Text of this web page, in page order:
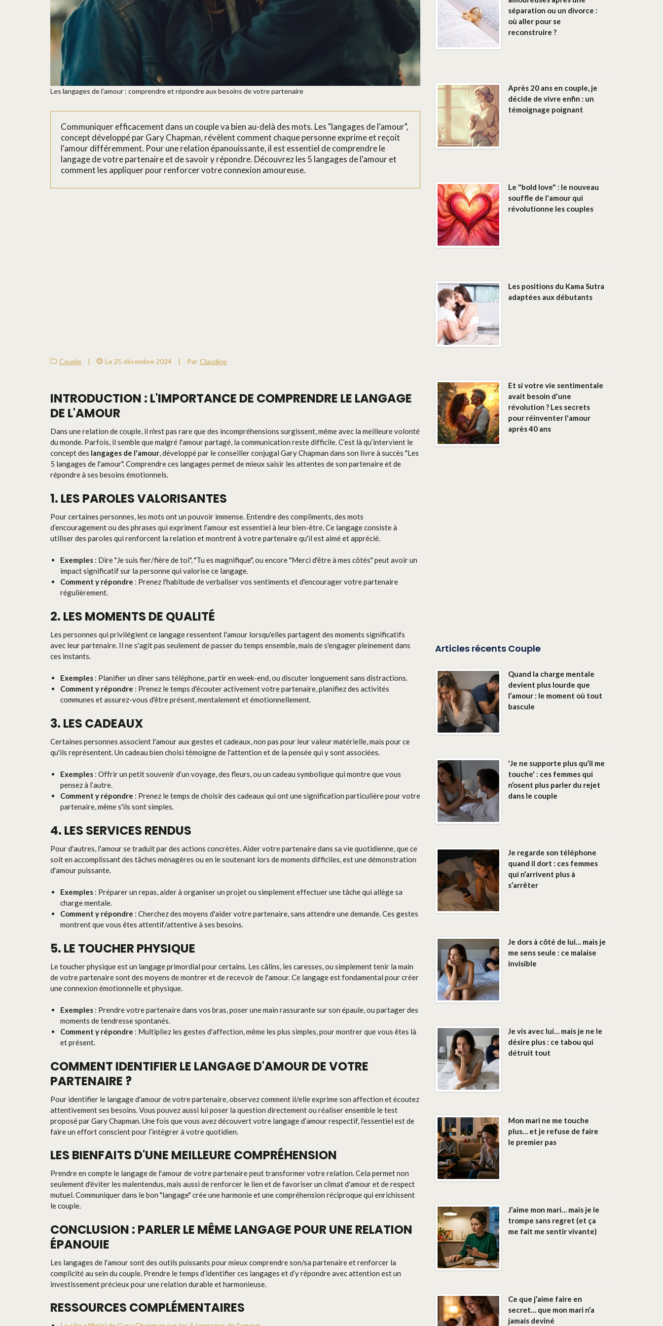
Les langages de l’amour : comprendre et répondre aux besoins de votre partenaire
Communiquer efficacement dans un couple va bien au-delà des mots. Les "langages de l'amour",
concept développé par Gary Chapman, révèlent comment chaque personne exprime et reçoit
l'amour différemment. Pour une relation épanouissante, il est essentiel de comprendre le
langage de votre partenaire et de savoir y répondre. Découvrez les 5 langages de l'amour et
comment les appliquer pour renforcer votre connexion amoureuse.
Couple | Le 25 décembre 2024 | Par Claudine
INTRODUCTION : L'IMPORTANCE DE COMPRENDRE LE LANGAGE
DE L'AMOUR
Dans une relation de couple, il n'est pas rare que des incompréhensions surgissent, même avec la meilleure volonté
du monde. Parfois, il semble que malgré l'amour partagé, la communication reste difficile. C’est là qu’intervient le
concept des langages de l'amour, développé par le conseiller conjugal Gary Chapman dans son livre à succès "Les
5 langages de l'amour". Comprendre ces langages permet de mieux saisir les attentes de son partenaire et de
répondre à ses besoins émotionnels.
1. LES PAROLES VALORISANTES
Pour certaines personnes, les mots ont un pouvoir immense. Entendre des compliments, des mots
d’encouragement ou des phrases qui expriment l'amour est essentiel à leur bien-être. Ce langage consiste à
utiliser des paroles qui renforcent la relation et montrent à votre partenaire qu'il est aimé et apprécié.
Exemples : Dire "Je suis fier/fière de toi", "Tu es magnifique", ou encore "Merci d'être à mes côtés" peut avoir un
impact significatif sur la personne qui valorise ce langage.
Comment y répondre : Prenez l'habitude de verbaliser vos sentiments et d'encourager votre partenaire
régulièrement.
2. LES MOMENTS DE QUALITÉ
Les personnes qui privilégient ce langage ressentent l'amour lorsqu'elles partagent des moments significatifs
avec leur partenaire. Il ne s'agit pas seulement de passer du temps ensemble, mais de s'engager pleinement dans
ces instants.
Exemples : Planifier un dîner sans téléphone, partir en week-end, ou discuter longuement sans distractions.
Comment y répondre : Prenez le temps d'écouter activement votre partenaire, planifiez des activités
communes et assurez-vous d'être présent, mentalement et émotionnellement.
3. LES CADEAUX
Certaines personnes associent l'amour aux gestes et cadeaux, non pas pour leur valeur matérielle, mais pour ce
qu'ils représentent. Un cadeau bien choisi témoigne de l'attention et de la pensée qui y sont associées.
Exemples : Offrir un petit souvenir d’un voyage, des fleurs, ou un cadeau symbolique qui montre que vous
pensez à l’autre.
Comment y répondre : Prenez le temps de choisir des cadeaux qui ont une signification particulière pour votre
partenaire, même s'ils sont simples.
4. LES SERVICES RENDUS
Pour d'autres, l'amour se traduit par des actions concrètes. Aider votre partenaire dans sa vie quotidienne, que ce
soit en accomplissant des tâches ménagères ou en le soutenant lors de moments difficiles, est une démonstration
d'amour puissante.
Exemples : Préparer un repas, aider à organiser un projet ou simplement effectuer une tâche qui allège sa
charge mentale.
Comment y répondre : Cherchez des moyens d'aider votre partenaire, sans attendre une demande. Ces gestes
montrent que vous êtes attentif/attentive à ses besoins.
5. LE TOUCHER PHYSIQUE
Le toucher physique est un langage primordial pour certains. Les câlins, les caresses, ou simplement tenir la main
de votre partenaire sont des moyens de montrer et de recevoir de l'amour. Ce langage est fondamental pour créer
une connexion émotionnelle et physique.
Exemples : Prendre votre partenaire dans vos bras, poser une main rassurante sur son épaule, ou partager des
moments de tendresse spontanés.
Comment y répondre : Multipliez les gestes d'affection, même les plus simples, pour montrer que vous êtes là
et présent.
COMMENT IDENTIFIER LE LANGAGE D'AMOUR DE VOTRE
PARTENAIRE ?
Pour identifier le langage d'amour de votre partenaire, observez comment il/elle exprime son affection et écoutez
attentivement ses besoins. Vous pouvez aussi lui poser la question directement ou réaliser ensemble le test
proposé par Gary Chapman. Une fois que vous avez découvert votre langage d’amour respectif, l’essentiel est de
faire un effort conscient pour l’intégrer à votre quotidien.
LES BIENFAITS D'UNE MEILLEURE COMPRÉHENSION
Prendre en compte le langage de l'amour de votre partenaire peut transformer votre relation. Cela permet non
seulement d'éviter les malentendus, mais aussi de renforcer le lien et de favoriser un climat d'amour et de respect
mutuel. Communiquer dans le bon "langage" crée une harmonie et une compréhension réciproque qui enrichissent
le couple.
CONCLUSION : PARLER LE MÊME LANGAGE POUR UNE RELATION
ÉPANOUIE
Les langages de l'amour sont des outils puissants pour mieux comprendre son/sa partenaire et renforcer la
complicité au sein du couple. Prendre le temps d’identifier ces langages et d’y répondre avec attention est un
investissement précieux pour une relation durable et harmonieuse.
RESSOURCES COMPLÉMENTAIRES
séparation ou un divorce :
où aller pour se
reconstruire ?
Après 20 ans en couple, je
décide de vivre enfin : un
témoignage poignant
Le "bold love" : le nouveau
souffle de l'amour qui
révolutionne les couples
Les positions du Kama Sutra
adaptées aux débutants
Et si votre vie sentimentale
avait besoin d'une
révolution ? Les secrets
pour réinventer l'amour
après 40 ans
Articles récents Couple
Quand la charge mentale
devient plus lourde que
l’amour : le moment où tout
bascule
'Je ne supporte plus qu’il me
touche' : ces femmes qui
n’osent plus parler du rejet
dans le couple
Je regarde son téléphone
quand il dort : ces femmes
qui n’arrivent plus à
s’arrêter
Je dors à côté de lui… mais je
me sens seule : ce malaise
invisible
Je vis avec lui… mais je ne le
désire plus : ce tabou qui
détruit tout
Mon mari ne me touche
plus… et je refuse de faire
le premier pas
J’aime mon mari… mais je le
trompe sans regret (et ça
me fait me sentir vivante)
Ce que j’aime faire en
secret… que mon mari n’a
jamais deviné